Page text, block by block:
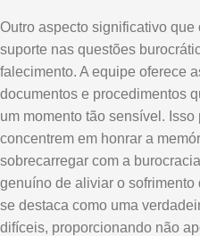
Outro aspecto significativo
suporte nas questões
falecimento. A equipe oferece
documentos e procedimentos
um momento tão sensível.
concentrem em honrar a
sobrecarregar com a
genuíno de aliviar o
se destaca como uma
difíceis, proporcionando não